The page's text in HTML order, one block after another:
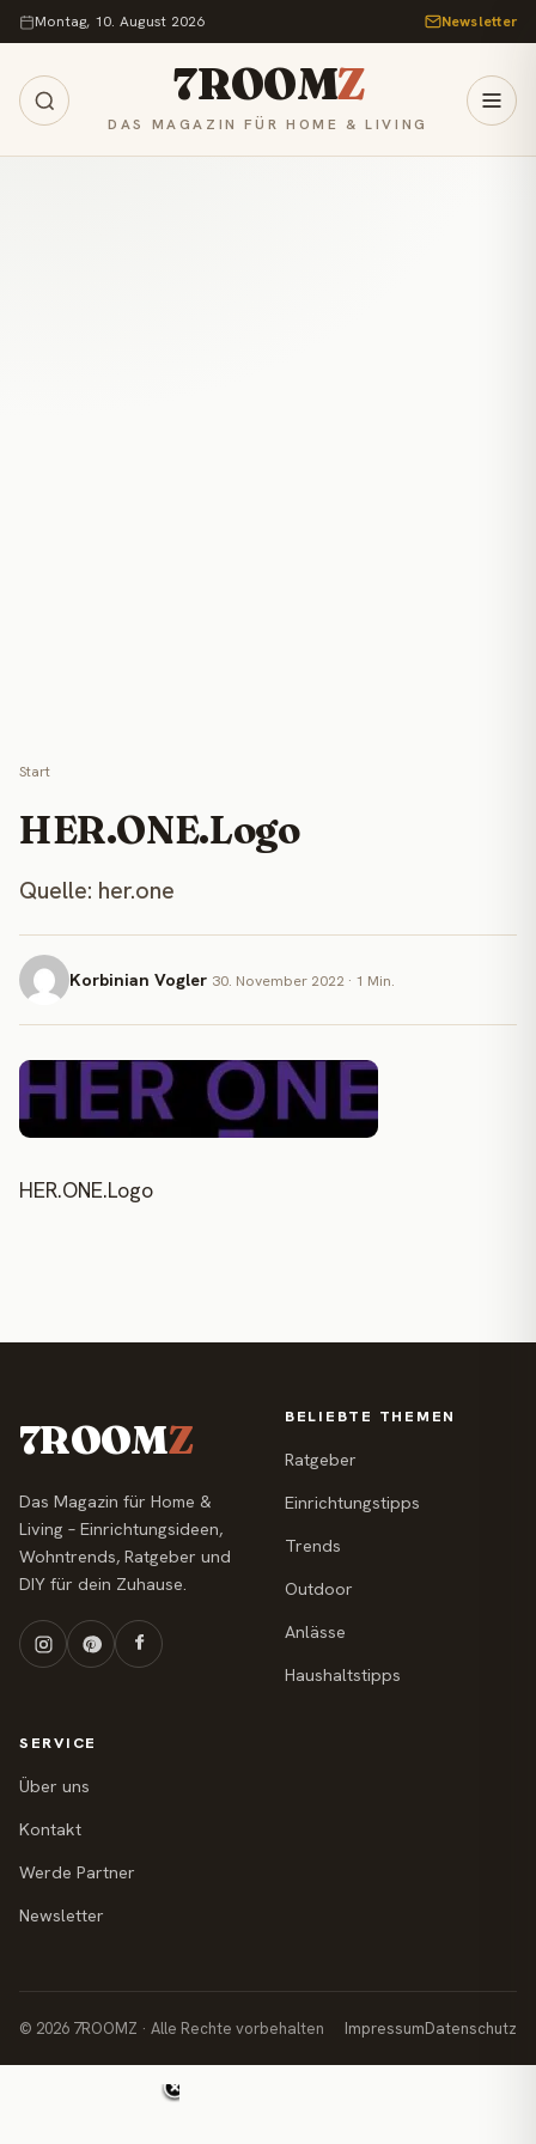
Zum Inhalt springen
Montag, 10. August 2026 Newsletter
7ROOMZ
DAS MAGAZIN FÜR HOME & LIVING
Start
HER.ONE.Logo
Quelle: her.one
Korbinian Vogler 30. November 2022 · 1 Min.
HER.ONE.Logo
7ROOMZ
Das Magazin für Home &
Living – Einrichtungsideen,
Wohntrends, Ratgeber und
DIY für dein Zuhause.
BELIEBTE THEMEN
Ratgeber
Einrichtungstipps
Trends
Outdoor
Anlässe
Haushaltstipps
SERVICE
Über uns
Kontakt
Werde Partner
Newsletter
© 2026 7ROOMZ · Alle Rechte vorbehalten ImpressumDatenschutz